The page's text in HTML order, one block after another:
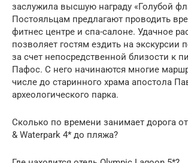
заслужила высшую награду «Голубой
Постояльцам предлагают проводить
фитнес центре и спа-салоне. Удачное
позволяет гостям ездить на экскурсии
за счет непосредственной близости к
Пафос. С него начинаются многие
числе до старинного храма апостола
археологического парка.
Сколько по времени занимает дорога
& Waterpark 4* до пляжа?